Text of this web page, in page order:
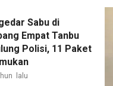
Sabu di
Empat Tanbu
Polisi, 11 Paket
lalu